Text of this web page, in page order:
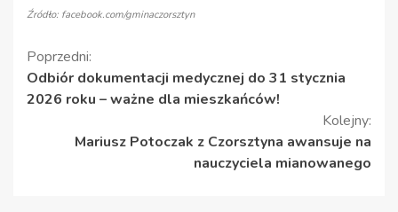
Źródło: facebook.com/gminaczorsztyn
Kontynuuj
czytanie
Poprzedni:
Odbiór dokumentacji medycznej do 31 stycznia
2026 roku – ważne dla mieszkańców!
Kolejny:
Mariusz Potoczak z Czorsztyna awansuje na
nauczyciela mianowanego